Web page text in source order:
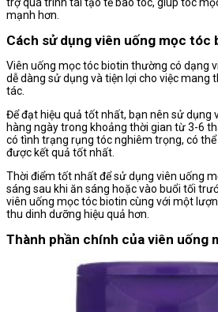
trợ quá trình tái tạo tế bào tóc, giúp tóc
mạnh hơn.
Cách sử dụng viên uống mọc tóc
Viên uống mọc tóc biotin thường có dạng
dễ dàng sử dụng và tiện lợi cho việc mang
tác.
Để đạt hiệu quả tốt nhất, bạn nên sử dụng
hàng ngày trong khoảng thời gian từ 3-6
có tình trạng rụng tóc nghiêm trọng, có
được kết quả tốt nhất.
Thời điểm tốt nhất để sử dụng viên uống
sáng sau khi ăn sáng hoặc vào buổi tối
viên uống mọc tóc biotin cùng với một
thu dinh dưỡng hiệu quả hơn.
Thành phần chính của viên uống